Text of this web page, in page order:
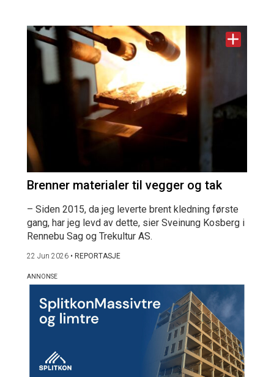
Brenner materialer til vegger og tak
– Siden 2015, da jeg leverte brent kledning første
gang, har jeg levd av dette, sier Sveinung Kosberg i
Rennebu Sag og Trekultur AS.
22 Jun 2026 • REPORTASJE